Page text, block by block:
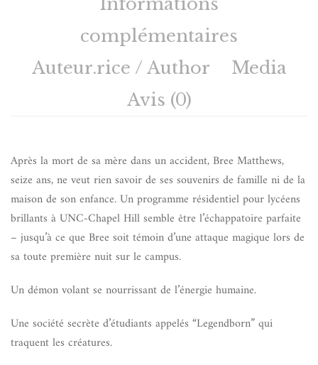
complémentaires
Auteur.rice / Author
Media
Avis (0)
Après la mort de sa mère dans un accident, Bree Matthews,
seize ans, ne veut rien savoir de ses souvenirs de famille ni de la
maison de son enfance. Un programme résidentiel pour lycéens
brillants à UNC-Chapel Hill semble être l’échappatoire parfaite
– jusqu’à ce que Bree soit témoin d’une attaque magique lors de
sa toute première nuit sur le campus.
Un démon volant se nourrissant de l’énergie humaine.
Une société secrète d’étudiants appelés “Legendborn” qui
traquent les créatures.